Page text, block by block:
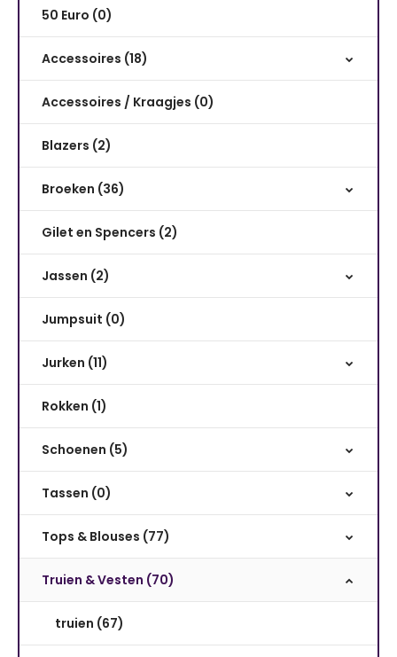
50 Euro (0)
Accessoires (18)
Accessoires / Kraagjes (0)
Blazers (2)
Broeken (36)
Gilet en Spencers (2)
Jassen (2)
Jumpsuit (0)
Jurken (11)
Rokken (1)
Schoenen (5)
Tassen (0)
Tops & Blouses (77)
Truien & Vesten (70)
truien (67)